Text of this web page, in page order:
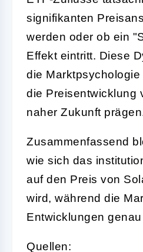
signifikanten
werden oder ob ein
Effekt eintritt. Diese
die
die Preisentwicklung
naher Zukunft
Zusammenfassend
wie sich das
auf den Preis von
wird, während die
Entwicklungen
Quellen: